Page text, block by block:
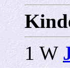
1 W